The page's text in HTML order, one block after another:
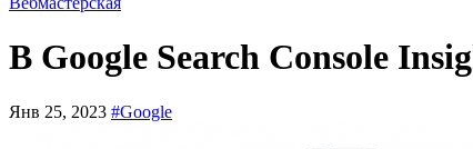
В Google Search Console
Янв 25, 2023 #Google